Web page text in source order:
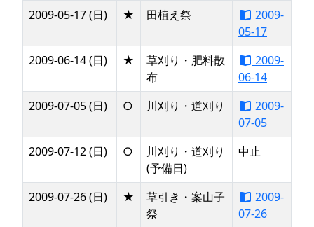
2009-05-17 (日) ★ 田植え祭
2009-
05-17
2009-06-14 (日)
★
草刈り・肥料散
布
2009-
06-14
2009-07-05 (日)
○ 川刈り・道刈り
2009-
07-05
2009-07-12 (日)
○
川刈り・道刈り
(予備日)
中止
2009-07-26 (日) ★
草引き・案山子
祭
2009-
07-26